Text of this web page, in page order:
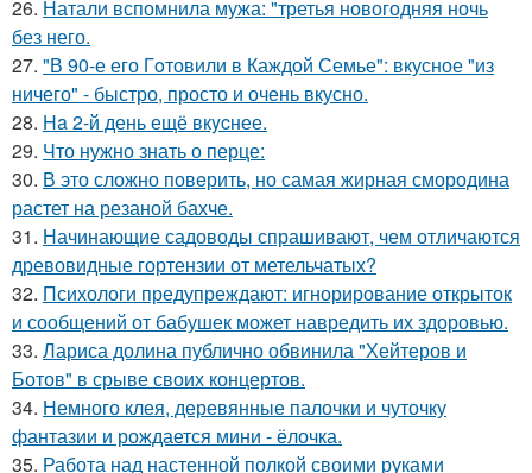
26. Натали вспомнила мужа: "третья новогодняя ночь
без него.
27. "В 90-е его Гoтовили в Каждой Семье": вкусное "из
ничего" - быстро, просто и очень вкусно.
28. Ha 2-й день ещё вкycнее.
29. Что нужно знать о перце:
30. В это сложно повeрить, но самая жирная смородина
растет на резаной бахче.
31. Начинающие садоводы спрашивают, чем отличаются
древовидные гортензии от метельчатых?
32. Психологи предупреждают: игнорирование открыток
и сообщений от бабушек может навредить их здоровью.
33. Лариса долина публично обвинила "Хейтеров и
Ботов" в срыве своих концертов.
34. Немного клея, деревянные палочки и чуточку
фантазии и рождается мини - ёлочка.
35. Работа над настенной полкой своими руками